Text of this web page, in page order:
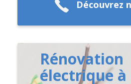
Découvrez
Rénovation
électrique à